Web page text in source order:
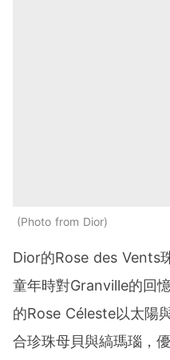
Photo from Dior
Dior的Rose des Vents
童年時對Granville的回
的Rose Céleste以太陽
合珍珠母貝與縞瑪瑙，